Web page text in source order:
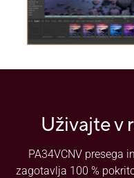
Uživajte v
PA34VCNV presega
zagotavlja 100 %